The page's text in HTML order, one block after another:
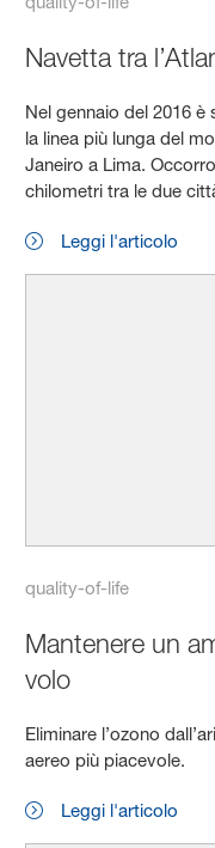
Navetta tra
Nel gennaio del 2016
la linea più lunga del
Janeiro a Lima.
chilometri tra le due
Leggi l'articolo
quality-of-life
Mantenere un
volo
Eliminare l’ozono
aereo più piacevole.
Leggi l'articolo